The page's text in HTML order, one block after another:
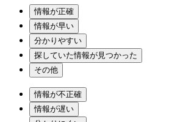
情報が正確
情報が早い
分かりやすい
探していた情報が見つかった
その他
情報が不正確
情報が遅い